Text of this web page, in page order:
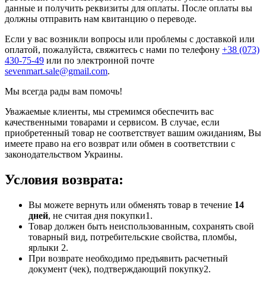
данные и получить реквизиты для оплаты. После оплаты вы
должны отправить нам квитанцию о переводе.
Если у вас возникли вопросы или проблемы с доставкой или
оплатой, пожалуйста, свяжитесь с нами по телефону +38 (073)
430-75-49 или по электронной почте
sevenmart.sale@gmail.com.
Мы всегда рады вам помочь!
Уважаемые клиенты, мы стремимся обеспечить вас
качественными товарами и сервисом. В случае, если
приобретенный товар не соответствует вашим ожиданиям, Вы
имеете право на его возврат или обмен в соответствии с
законодательством Украины.
Условия возврата:
Вы можете вернуть или обменять товар в течение 14
дней, не считая дня покупки1.
Товар должен быть неиспользованным, сохранять свой
товарный вид, потребительские свойства, пломбы,
ярлыки 2.
При возврате необходимо предъявить расчетный
документ (чек), подтверждающий покупку2.